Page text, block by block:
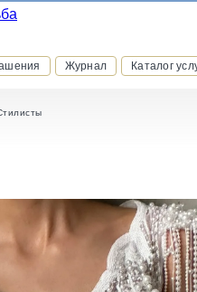
Журнал Каталог
сообществу и получайте
за участие